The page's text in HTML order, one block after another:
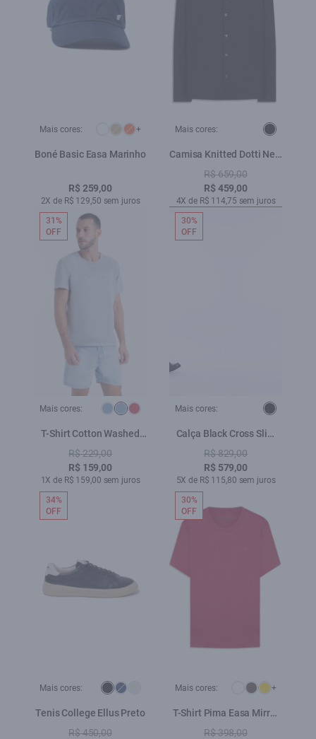
Mais cores: +
Boné Basic Easa Marinho
R$ 259,00
2X de R$ 129,50 sem juros
Mais cores:
Camisa Knitted Dotti New
Italian Preto
R$ 659,00
R$ 459,00
4X de R$ 114,75 sem juros
Mais cores:
T-Shirt Cotton Washed
Ellus Azul Seco
R$ 229,00
R$ 159,00
1X de R$ 159,00 sem juros
31%
OFF
Mais cores:
Calça Black Cross Slim
Lav.Grey
R$ 829,00
R$ 579,00
5X de R$ 115,80 sem juros
30%
OFF
Mais cores:
Tenis College Ellus Preto
R$ 450,00
34%
OFF
Mais cores: +
T-Shirt Pima Easa Mirror
Classic Sangria
R$ 398,00
30%
OFF